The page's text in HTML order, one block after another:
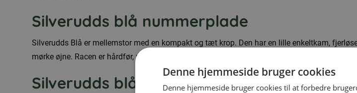
Silverudds blå nummerplade
Silverudds Blå er mellemstor med en kompakt og tæt krop. Den har en lille enkeltkam,
mørke øjne. Racen er hårdfør, rolig og lægger regelmæssigt mellemstore æg.
Silverudds blå distribution
Denne hjemmeside bruger cookies
Denne hjemmeside bruger cookies til at forbedre